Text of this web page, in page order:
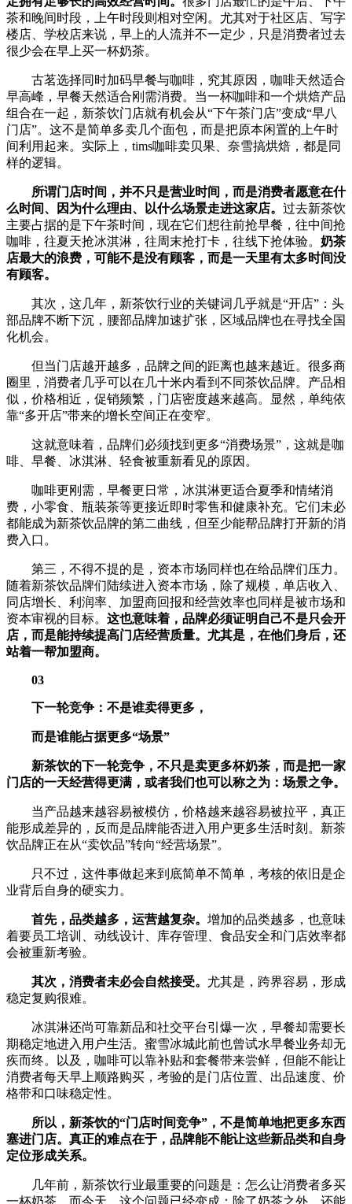
茶和晚间时段，上午时段则相对空闲。尤其对于社区店、写字
楼店、学校店来说，早上的人流并不一定少，只是消费者过去
很少会在早上买一杯奶茶。
古茗选择同时加码早餐与咖啡，究其原因，咖啡天然适合
早高峰，早餐天然适合刚需消费。当一杯咖啡和一个烘焙产品
组合在一起，新茶饮门店就有机会从“下午茶门店”变成“早八
门店”。这不是简单多卖几个面包，而是把原本闲置的上午时
间利用起来。实际上，tims咖啡卖贝果、奈雪搞烘焙，都是同
样的逻辑。
所谓门店时间，并不只是营业时间，而是消费者愿意在什
么时间、因为什么理由、以什么场景走进这家店。 过去新茶饮
主要占据的是下午茶时间，现在它们想往前抢早餐，往中间抢
咖啡，往夏天抢冰淇淋，往周末抢打卡，往线下抢体验。 奶茶
店最大的浪费，可能不是没有顾客，而是一天里有太多时间没
有顾客。
其次，这几年，新茶饮行业的关键词几乎就是“开店”：头
部品牌不断下沉，腰部品牌加速扩张，区域品牌也在寻找全国
化机会。
但当门店越开越多，品牌之间的距离也越来越近。很多商
圈里，消费者几乎可以在几十米内看到不同茶饮品牌。产品相
似，价格相近，促销频繁，门店密度越来越高。显然，单纯依
靠“多开店”带来的增长空间正在变窄。
这就意味着，品牌们必须找到更多“消费场景”，这就是咖
啡、早餐、冰淇淋、轻食被重新看见的原因。
咖啡更刚需，早餐更日常，冰淇淋更适合夏季和情绪消
费，小零食、瓶装茶等更接近即时零售和健康补充。它们未必
都能成为新茶饮品牌的第二曲线，但至少能帮品牌打开新的消
费入口。
第三，不得不提的是，资本市场同样也在给品牌们压力。
随着新茶饮品牌们陆续进入资本市场，除了规模，单店收入、
同店增长、利润率、加盟商回报和经营效率也同样是被市场和
资本审视的目标。 这也意味着，品牌必须证明自己不是只会开
店，而是能持续提高门店经营质量。尤其是，在他们身后，还
站着一帮加盟商。
03
下一轮竞争：不是谁卖得更多，
而是谁能占据更多“场景”
新茶饮的下一轮竞争，不只是卖更多杯奶茶，而是把一家
门店的一天经营得更满，或者我们也可以称之为：场景之争。
当产品越来越容易被模仿，价格越来越容易被拉平，真正
能形成差异的，反而是品牌能否进入用户更多生活时刻。新茶
饮品牌正在从“卖饮品”转向“经营场景”。
只不过，这件事做起来到底简单不简单，考核的依旧是企
业背后自身的硬实力。
首先，品类越多，运营越复杂。 增加的品类越多，也意味
着要员工培训、动线设计、库存管理、食品安全和门店效率都
会被重新考验。
其次，消费者未必会自然接受。 尤其是，跨界容易，形成
稳定复购很难。
冰淇淋还尚可靠新品和社交平台引爆一次，早餐却需要长
期稳定地进入用户生活。蜜雪冰城此前也曾试水早餐业务却无
疾而终。以及，咖啡可以靠补贴和套餐带来尝鲜，但能不能让
消费者每天早上顺路购买，考验的是门店位置、出品速度、价
格带和口味稳定性。
所以，新茶饮的“门店时间竞争”，不是简单地把更多东西
塞进门店。真正的难点在于，品牌能不能让这些新品类和自身
定位形成关系。
几年前，新茶饮行业最重要的问题是：怎么让消费者多买
一杯奶茶。而今天，这个问题已经变成：除了奶茶之外，还能